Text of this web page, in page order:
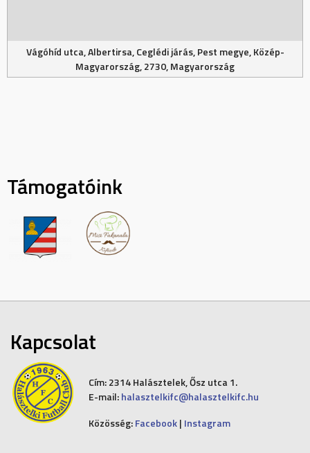
Vágóhíd utca, Albertirsa, Ceglédi járás, Pest megye, Közép-
Magyarország, 2730, Magyarország
Támogatóink
Kapcsolat
Cím:2314 Halásztelek, Ősz utca 1.
E-mail: halasztelkifc@halasztelkifc.hu
Közösség: Facebook| Instagram